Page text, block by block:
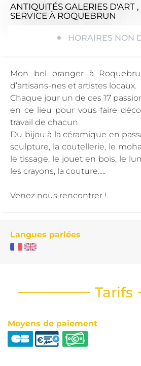
ANTIQUITÉS GALERIES D'ART
SERVICE À ROQUEBRUN
HORAIRES NON
Mon bel oranger à
d’artisans-nes et artistes locaux.
Chaque jour un de ces 17
en ce lieu pour vous faire
travail de chacun.
Du bijou à la céramique en
sculpture, la coutellerie, le
le tissage, le jouet en bois, le
les crayons, la couture.....
Venez nous rencontrer !
Langues parlées
Tarifs
Moyens de paiement